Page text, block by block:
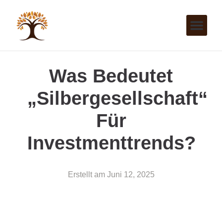
Was Bedeutet
„Silbergesellschaft“
Für
Investmenttrends?
Erstellt am Juni 12, 2025